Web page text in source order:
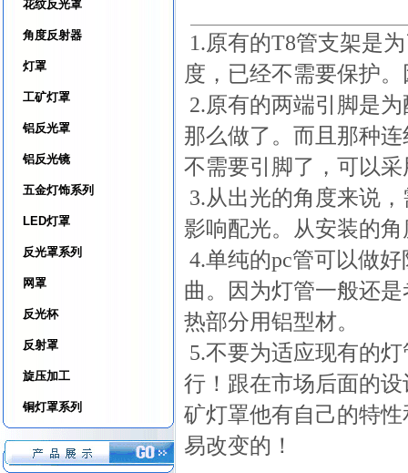
花纹反光罩
角度反射器
灯罩
工矿灯罩
铝反光罩
铝反光镜
五金灯饰系列
LED灯罩
反光罩系列
网罩
反光杯
反射罩
旋压加工
铜灯罩系列
1.原有的T8管支架是
度，已经不需要保护
2.原有的两端引脚是
那么做了。而且那种
不需要引脚了，可以
3.从出光的角度来说
影响配光。从安装的
4.单纯的pc管可以做
曲。因为灯管一般还
热部分用铝型材。
5.不要为适应现有的
行！跟在市场后面的
矿灯罩他有自己的特
易改变的！